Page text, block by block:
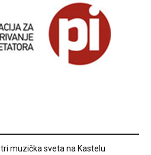
muzička sveta na Kastelu